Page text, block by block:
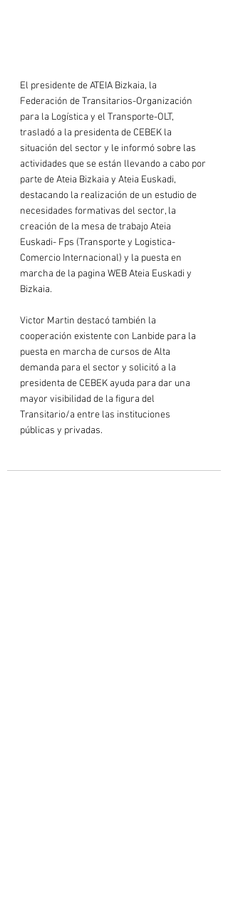
El presidente de ATEIA Bizkaia, la
Federación de Transitarios-Organización
para la Logística y el Transporte-OLT,
trasladó a la presidenta de CEBEK la
situación del sector y le informó sobre las
actividades que se están llevando a cabo por
parte de Ateia Bizkaia y Ateia Euskadi,
destacando la realización de un estudio de
necesidades formativas del sector, la
creación de la mesa de trabajo Ateia
Euskadi- Fps (Transporte y Logistica-
Comercio Internacional) y la puesta en
marcha de la pagina WEB Ateia Euskadi y
Bizkaia.
Victor Martin destacó también la
cooperación existente con Lanbide para la
puesta en marcha de cursos de Alta
demanda para el sector y solicitó a la
presidenta de CEBEK ayuda para dar una
mayor visibilidad de la figura del
Transitario/a entre las instituciones
públicas y privadas.